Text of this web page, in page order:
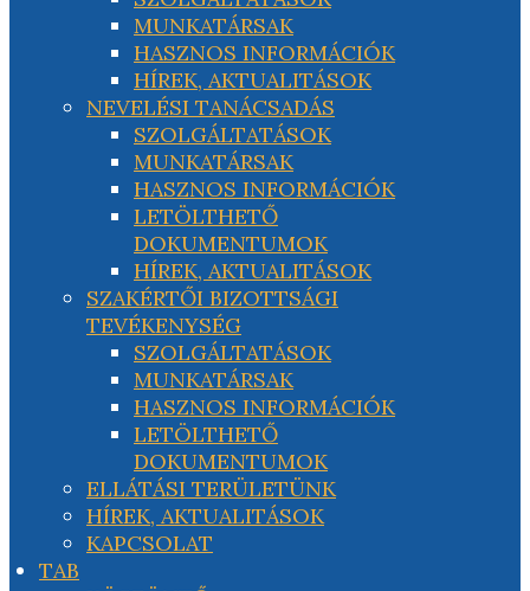
MUNKATÁRSAK
HASZNOS INFORMÁCIÓK
HÍREK, AKTUALITÁSOK
NEVELÉSI TANÁCSADÁS
SZOLGÁLTATÁSOK
MUNKATÁRSAK
HASZNOS INFORMÁCIÓK
LETÖLTHETŐ
DOKUMENTUMOK
HÍREK, AKTUALITÁSOK
SZAKÉRTŐI BIZOTTSÁGI
TEVÉKENYSÉG
SZOLGÁLTATÁSOK
MUNKATÁRSAK
HASZNOS INFORMÁCIÓK
LETÖLTHETŐ
DOKUMENTUMOK
ELLÁTÁSI TERÜLETÜNK
HÍREK, AKTUALITÁSOK
KAPCSOLAT
TAB